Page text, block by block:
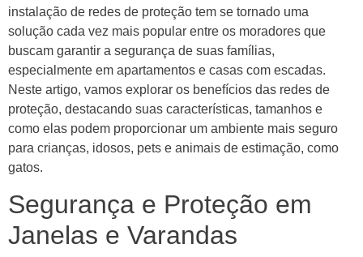
instalação de redes de proteção tem se tornado uma
solução cada vez mais popular entre os moradores que
buscam garantir a segurança de suas famílias,
especialmente em apartamentos e casas com escadas.
Neste artigo, vamos explorar os benefícios das redes de
proteção, destacando suas características, tamanhos e
como elas podem proporcionar um ambiente mais seguro
para crianças, idosos, pets e animais de estimação, como
gatos.
Segurança e Proteção em
Janelas e Varandas